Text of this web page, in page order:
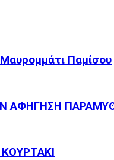
Παμίσου
ΑΦΗΓΗΣΗ